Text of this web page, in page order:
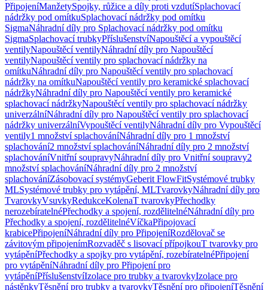
PřipojeníManžetySpojky, růžice a díly proti vzdutíSplachovací
nádržky pod omítkuSplachovací nádržky pod omítku
SigmaNáhradní díly pro Splachovací nádržky pod omítku
SigmaSplachovací trubkyPříslušenstvíNapouštěcí a vypouštěcí
ventilyNapouštěcí ventilyNáhradní díly pro Napouštěcí
ventilyNapouštěcí ventily pro splachovací nádržky na
omítkuNáhradní díly pro Napouštěcí ventily pro splachovací
nádržky na omítkuNapouštěcí ventily pro keramické splachovací
nádržkyNáhradní díly pro Napouštěcí ventily pro keramické
splachovací nádržkyNapouštěcí ventily pro splachovací nádržky
univerzálníNáhradní díly pro Napouštěcí ventily pro splachovací
nádržky univerzálníVypouštěcí ventilyNáhradní díly pro Vypouštěcí
ventily1 množství splachováníNáhradní díly pro 1 množství
splachování2 množství splachováníNáhradní díly pro 2 množství
splachováníVnitřní soupravyNáhradní díly pro Vnitřní soupravy2
množství splachováníNáhradní díly pro 2 množství
splachováníZásobovací systémyGeberit FlowFitSystémové trubky
MLSystémové trubky pro vytápění, MLTvarovkyNáhradní díly pro
TvarovkyVsuvkyRedukceKolenaT tvarovkyPřechodky
nerozebíratelnéPřechodky a spojení, rozdělitelnéNáhradní díly pro
Přechodky a spojení, rozdělitelnéVíčkaPřipojovací
krabicePřipojeníNáhradní díly pro PřipojeníRozdělovač se
závitovým připojenímRozvaděč s lisovací přípojkouT tvarovky pro
vytápěníPřechodky a spojky pro vytápění, rozebíratelnéPřipojení
pro vytápěníNáhradní díly pro Připojení pro
vytápěníPříslušenstvíIzolace pro trubky a tvarovkyIzolace pro
nástěnkyTěsnění pro trubky a tvarovkyTěsnění pro připojeníTěsnění